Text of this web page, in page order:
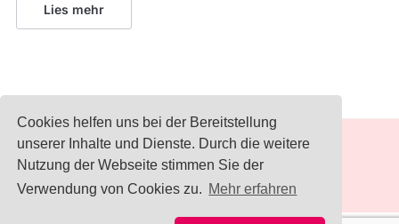
Cookies helfen uns bei der Bereitstellung
unserer Inhalte und Dienste. Durch die weitere
Nutzung der Webseite stimmen Sie der
Verwendung von Cookies zu. Mehr erfahren
Lies mehr
IMPRESSUM